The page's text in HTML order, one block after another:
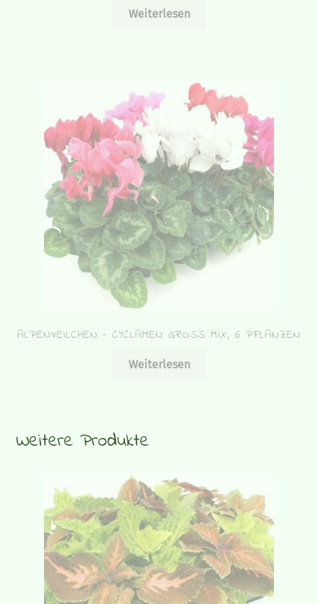
Weiterlesen
ALPENVEILCHEN – CYCLAMEN GROSS MIX, 6 PFLANZEN
Weiterlesen
Weitere Produkte